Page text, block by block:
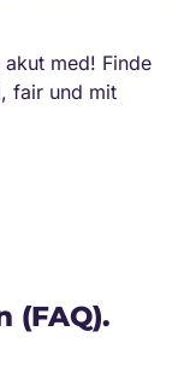
med! Finde
fair und mit
(FAQ).